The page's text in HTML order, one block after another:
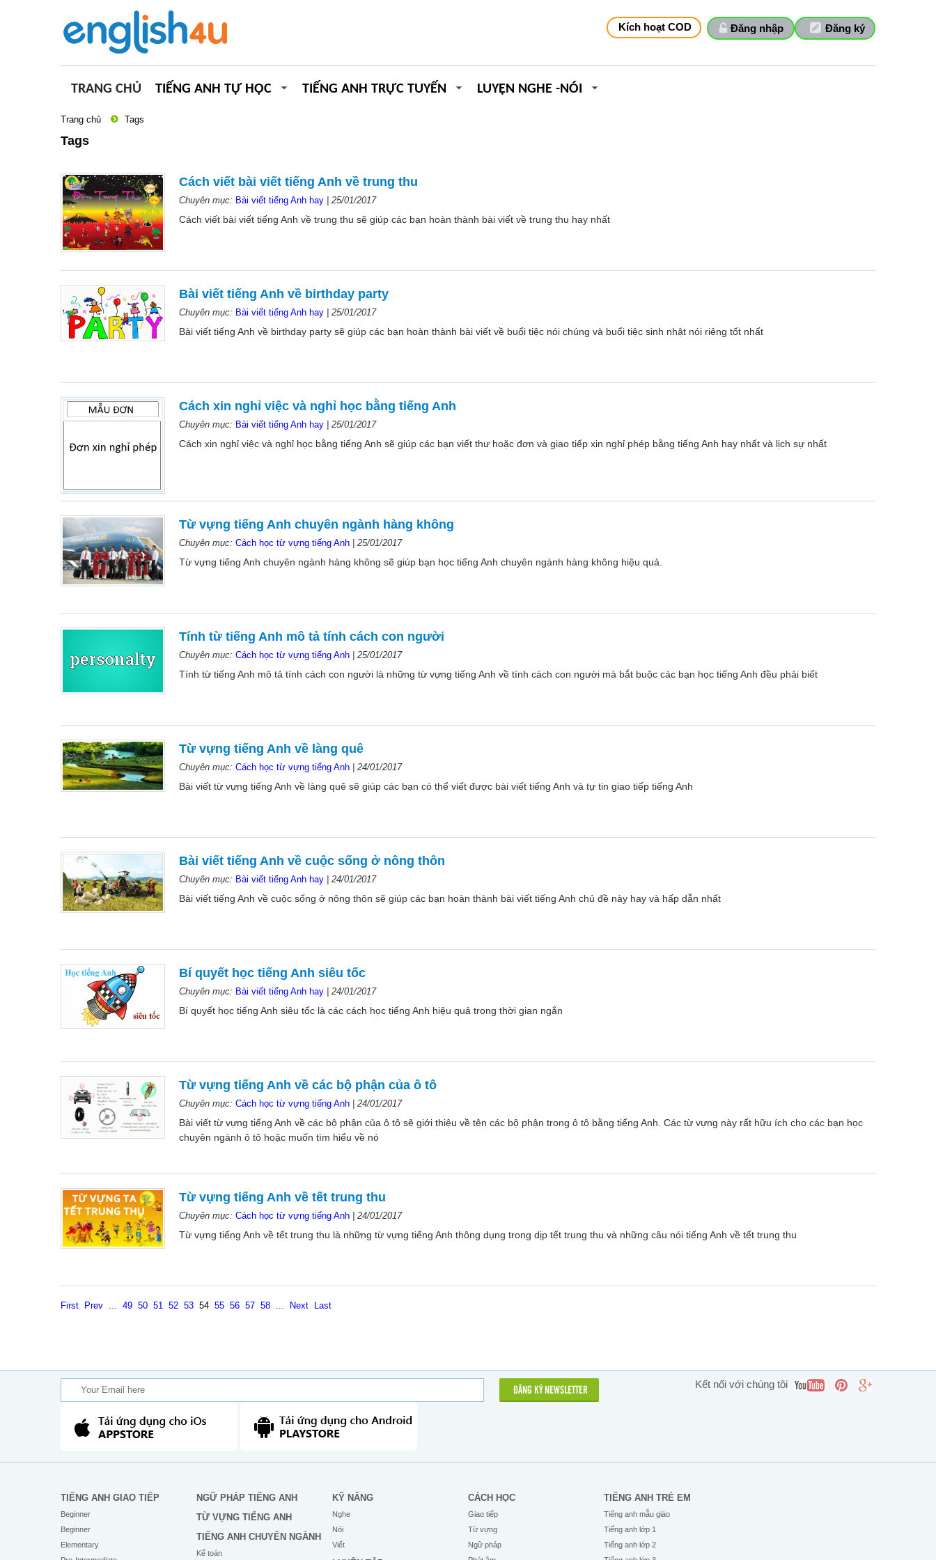
Đăng ký
Đăng nhập
Kích hoạt COD
TRANG CHỦ TIẾNG ANH TỰ HỌC TIẾNG ANH TRỰC TUYẾN LUYỆN NGHE -NÓI
Trang chủ Tags
Tags
Cách viết bài viết tiếng Anh về trung thu
Chuyên mục: Bài viết tiếng Anh hay 25/01/2017
Cách viết bài viết tiếng Anh về trung thu sẽ giúp các bạn hoàn thành bài viết về trung thu hay nhất
Bài viết tiếng Anh về birthday party
Chuyên mục: Bài viết tiếng Anh hay 25/01/2017
Bài viết tiếng Anh về birthday party sẽ giúp các bạn hoàn thành bài viết về buổi tiệc nói chúng và buổi tiệc sinh nhật nói riêng tốt nhất
Cách xin nghỉ việc và nghỉ học bằng tiếng Anh
Chuyên mục: Bài viết tiếng Anh hay 25/01/2017
Cách xin nghỉ việc và nghỉ học bằng tiếng Anh sẽ giúp các bạn viết thư hoặc đơn và giao tiếp xin nghỉ phép bằng tiếng Anh hay nhất và lịch sự nhất
Từ vựng tiếng Anh chuyên ngành hàng không
Chuyên mục: Cách học từ vựng tiếng Anh 25/01/2017
Từ vựng tiếng Anh chuyên ngành hàng không sẽ giúp bạn học tiếng Anh chuyên ngành hàng không hiệu quả.
Tính từ tiếng Anh mô tả tính cách con người
Chuyên mục: Cách học từ vựng tiếng Anh 25/01/2017
Tính từ tiếng Anh mô tả tính cách con người là những từ vựng tiếng Anh về tính cách con người mà bắt buộc các bạn học tiếng Anh đều phải biết
Từ vựng tiếng Anh về làng quê
Chuyên mục: Cách học từ vựng tiếng Anh 24/01/2017
Bài viết từ vựng tiếng Anh về làng quê sẽ giúp các bạn có thể viết được bài viết tiếng Anh và tự tin giao tiếp tiếng Anh
Bài viết tiếng Anh về cuộc sống ở nông thôn
Chuyên mục: Bài viết tiếng Anh hay 24/01/2017
Bài viết tiếng Anh về cuộc sống ở nông thôn sẽ giúp các bạn hoàn thành bài viết tiếng Anh chủ đề này hay và hấp dẫn nhất
Bí quyết học tiếng Anh siêu tốc
Chuyên mục: Bài viết tiếng Anh hay 24/01/2017
Bí quyết học tiếng Anh siêu tốc là các cách học tiếng Anh hiệu quả trong thời gian ngắn
Từ vựng tiếng Anh về các bộ phận của ô tô
Chuyên mục: Cách học từ vựng tiếng Anh 24/01/2017
Bài viết từ vựng tiếng Anh về các bộ phận của ô tô sẽ giới thiệu về tên các bộ phận trong ô tô bằng tiếng Anh. Các từ vựng này rất hữu ích cho các bạn học
chuyên ngành ô tô hoặc muốn tìm hiểu về nó
Từ vựng tiếng Anh về tết trung thu
Chuyên mục: Cách học từ vựng tiếng Anh 24/01/2017
Từ vựng tiếng Anh về tết trung thu là những từ vựng tiếng Anh thông dụng trong dịp tết trung thu và những câu nói tiếng Anh về tết trung thu
First Prev ... 49 50 51 52 53 54 55 56 57 58 ... Next Last
ĐĂNG KÝ NEWSLETTER
Kết nối với chúng tôi
TIẾNG ANH GIAO TIẾP
Beginner
Beginner
Elementary
NGỮ PHÁP TIẾNG ANH
TỪ VỰNG TIẾNG ANH
TIẾNG ANH CHUYÊN NGÀNH
Kế toán
KỸ NĂNG
Nghe
Nói
Viết
CÁCH HỌC
Giao tiếp
Từ vựng
Ngữ pháp
TIẾNG ANH TRẺ EM
Tiếng anh mẫu giáo
Tiếng anh lớp 1
Tiếng anh lớp 2